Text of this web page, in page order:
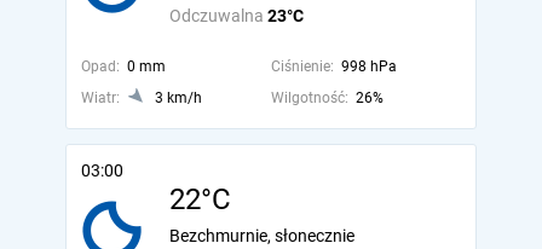
Odczuwalna 23°C
Opad: 0 mm Ciśnienie: 998 hPa
Wiatr:
3 km/h Wilgotność: 26%
03:00
22°C
Bezchmurnie, słonecznie